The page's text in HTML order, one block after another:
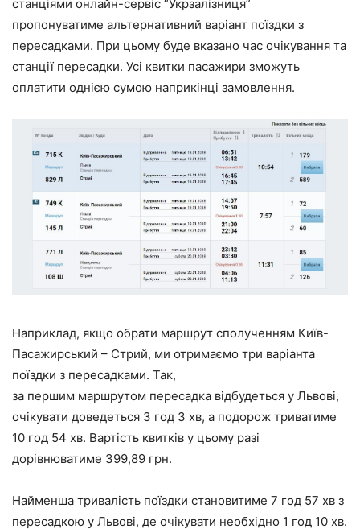
станціями онлайн-сервіс “Укрзалізниця”
пропонуватиме альтернативний варіант поїздки з
пересадками. При цьому буде вказано час очікування та
станції пересадки. Усі квитки пасажири зможуть
оплатити однією сумою наприкінці замовлення.
Наприклад, якщо обрати маршрут сполученням Київ-
Пасажирський – Стрий, ми отримаємо три варіанта
поїздки з пересадками. Так,
за першим маршрутом пересадка відбудеться у Львові,
очікувати доведеться 3 год 3 хв, а подорож триватиме
10 год 54 хв. Вартість квитків у цьому разі
дорівнюватиме 399,89 грн.
Найменша тривалість поїздки становитиме 7 год 57 хв з
пересадкою у Львові, де очікувати необхідно 1 год 10 хв.